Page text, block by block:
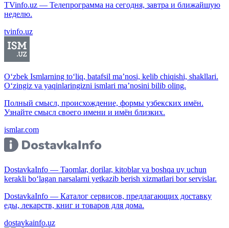
TVinfo.uz — Телепрограмма на сегодня, завтра и ближайшую
неделю.
tvinfo.uz
O‘zbek Ismlarning to‘liq, batafsil ma’nosi, kelib chiqishi, shakllari.
O‘zingiz va yaqinlaringizni ismlari ma’nosini bilib oling.
Полный смысл, происхождение, формы узбекских имён.
Узнайте смысл своего имени и имён близких.
ismlar.com
DostavkaInfo — Taomlar, dorilar, kitoblar va boshqa uy uchun
kerakli bo‘lagan narsalarni yetkazib berish xizmatlari bor servislar.
DostavkaInfo — Каталог сервисов, предлагающих доставку
еды, лекарств, книг и товаров для дома.
dostavkainfo.uz